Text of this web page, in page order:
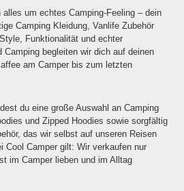
um echtes Camping-Feeling – dein
Camping Kleidung, Vanlife Zubehör
Funktionalität und echter
Camping begleiten wir dich auf deinen
am Camper bis zum letzten
du eine große Auswahl an Camping
und Zipped Hoodies sowie sorgfältig
das wir selbst auf unseren Reisen
Cool Camper gilt: Wir verkaufen nur
im Camper lieben und im Alltag